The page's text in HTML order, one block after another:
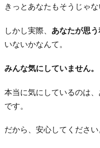
きっとあなたもそうじゃな
しかし実際、 あなたが思
いないかなんて。
みんな気にしていません。
本当に気にしているのは
です。
だから、安心してください